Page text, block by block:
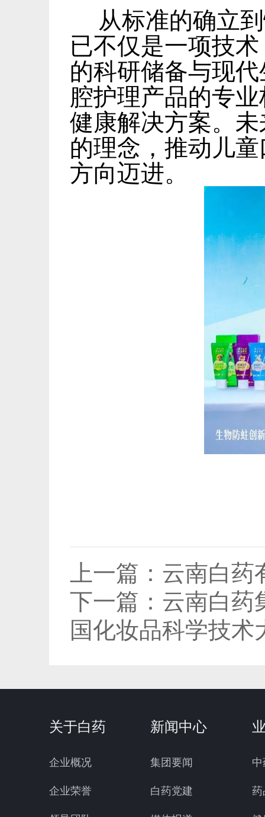
从标准的确立
已不仅是一项技
的科研储备与现
腔护理产品的专
健康解决方案。
的理念，推动儿
方向迈进。
上一篇： 云南白药
下一篇： 云南白药
国化妆品科学技术
关于白药
企业概况
企业荣誉
新闻中心
集团要闻
白药党建 药